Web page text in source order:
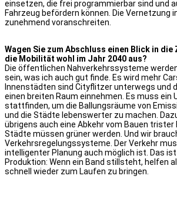
einsetzen, die frei programmierbar sind und
Fahrzeug befördern können. Die Vernetzung
zunehmend voranschreiten.
Wagen Sie zum Abschluss einen Blick in
die Mobilität wohl im Jahr 2040 aus?
Die öffentlichen Nahverkehrssysteme
sein, was ich auch gut finde. Es wird mehr
Innenstädten sind Cityflitzer unterwegs und
einen breiten Raum einnehmen. Es muss ein
stattfinden, um die Ballungsräume von
und die Städte lebenswerter zu machen.
übrigens auch eine Abkehr vom Bauen trister
Städte müssen grüner werden. Und wir
Verkehrsregelungssysteme. Der Verkehr
intelligenter Planung auch möglich ist. Das
Produktion: Wenn ein Band stillsteht, helfen
schnell wieder zum Laufen zu bringen.